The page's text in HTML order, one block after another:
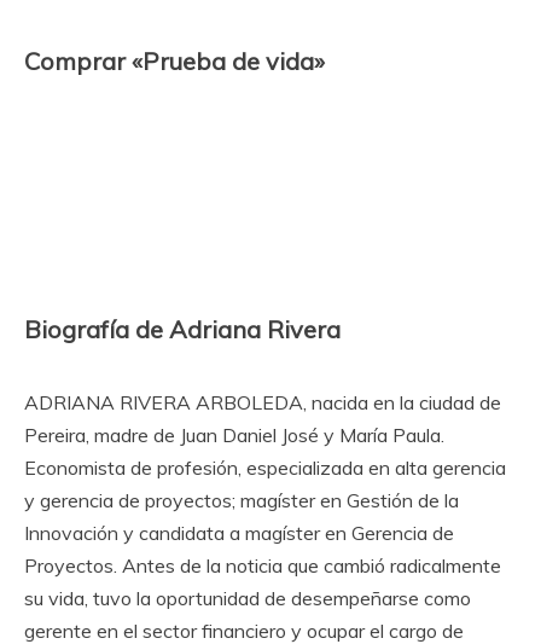
Comprar «Prueba de vida»
Biografía de Adriana Rivera
ADRIANA RIVERA ARBOLEDA, nacida en la ciudad de
Pereira, madre de Juan Daniel José y María Paula.
Economista de profesión, especializada en alta gerencia
y gerencia de proyectos; magíster en Gestión de la
Innovación y candidata a magíster en Gerencia de
Proyectos. Antes de la noticia que cambió radicalmente
su vida, tuvo la oportunidad de desempeñarse como
gerente en el sector financiero y ocupar el cargo de